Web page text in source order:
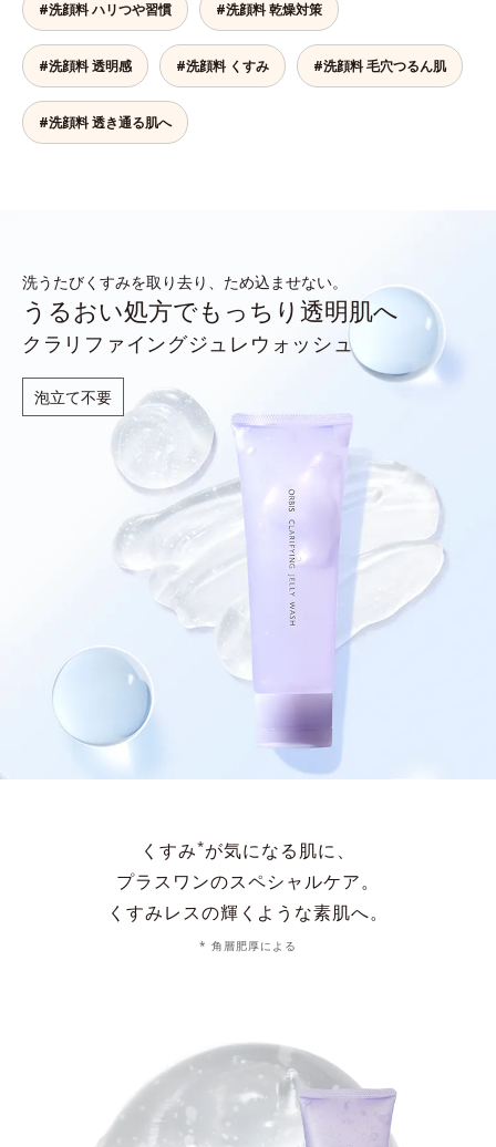
#洗顔料 ハリつや習慣 #洗顔料 乾燥対策
#洗顔料 透明感 #洗顔料 くすみ #洗顔料 毛穴つるん肌
#洗顔料 透き通る肌へ
洗うたびくすみを取り去り、ため込ませない。
うるおい処方でもっちり透明肌へ
クラリファイングジュレウォッシュ
泡立て不要
くすみ*が気になる肌に、
プラスワンのスペシャルケア。
くすみレスの輝くような素肌へ。
* 角層肥厚による